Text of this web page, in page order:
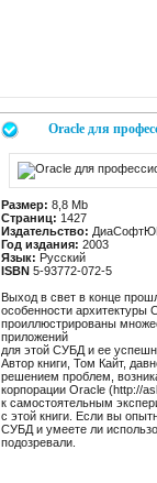
Oracle для
Размер: 8,8 Mb
Страниц: 1427
Издательство:
Год издания: 2003
Язык: Русский
ISBN 5-93772-072-5
Выход в свет в конце
особенности
проиллюстрированы
приложений
для этой СУБД и ее
Автор книги, Том Кайт,
решением проблем,
корпорации Oracle (http://
к самостоятельным
с этой книги. Если вы
СУБД и умеете ли
подозревали.